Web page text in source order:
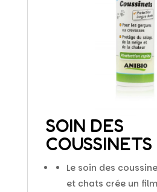
SOIN DES
Le soin des
et chats crée un